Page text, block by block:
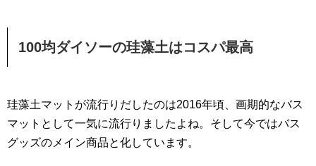
100均ダイソーの珪藻土はコスパ最高
珪藻土マットが流行りだしたのは2016年頃、画期的なバス
マットとして一気に流行りましたよね。そして今ではバス
グッズのメイン商品と化しています。